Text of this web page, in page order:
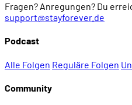
Fragen? Anregungen? Du
support@stayforever.de
Podcast
Alle Folgen Reguläre Folgen
Community